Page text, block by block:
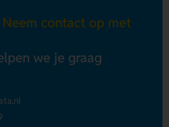
contact op met
we je graag